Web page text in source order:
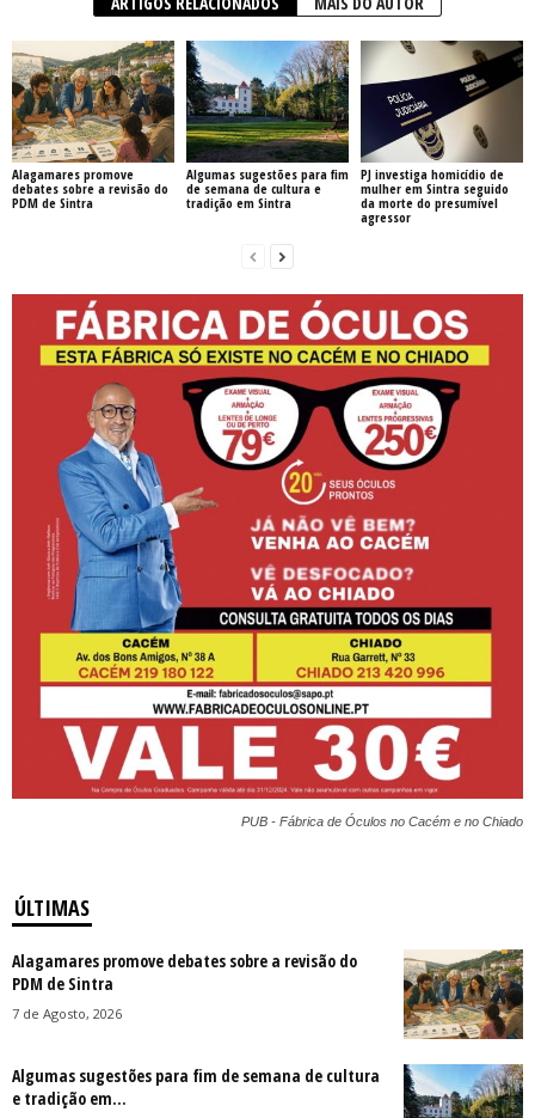
Alagamares promove
debates sobre a revisão do
PDM de Sintra
Algumas sugestões para fim
de semana de cultura e
tradição em Sintra
PJ investiga homicídio de
mulher em Sintra seguido
da morte do presumível
agressor
PUB - Fábrica de Óculos no Cacém e no Chiado
ÚLTIMAS
Alagamares promove debates sobre a revisão do
PDM de Sintra
7 de Agosto, 2026
Algumas sugestões para fim de semana de cultura
e tradição em...